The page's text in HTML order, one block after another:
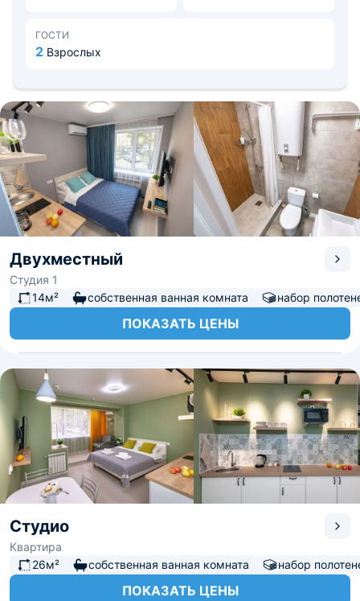
Во дворе дома есть место для парковки. В 0,1 км
расположен музей Трепанга, в 0,3 км — Казанская
до аэропорта — 52 км.
ГОСТИ
2 Взрослых
Двухместный
Студия 1
14м²
собственная ванная комната набор
ПОКАЗАТЬ ЦЕНЫ
Студио
Квартира
26м²
собственная ванная комната набор
ПОКАЗАТЬ ЦЕНЫ